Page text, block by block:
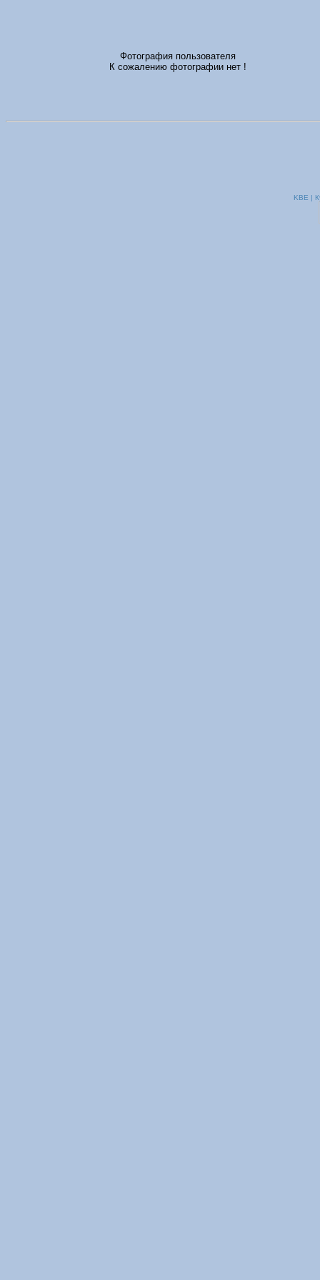
Фотография пользователя
К сожалению фотографии нет !
KBE |